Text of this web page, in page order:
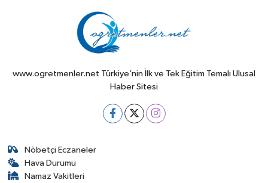
www.ogretmenler.net Türkiye’nin İlk ve Tek Eğitim Temalı Ulusal
Haber Sitesi
Nöbetçi Eczaneler
Hava Durumu
Namaz Vakitleri